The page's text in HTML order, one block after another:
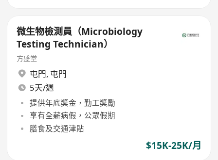
微生物檢測員（Microbiology
Testing Technician）
方盛堂
屯門, 屯門
5天/週
提供年底獎金，勤工獎勵
享有全薪病假，公眾假期
膳食及交通津貼
$15K-25K/月